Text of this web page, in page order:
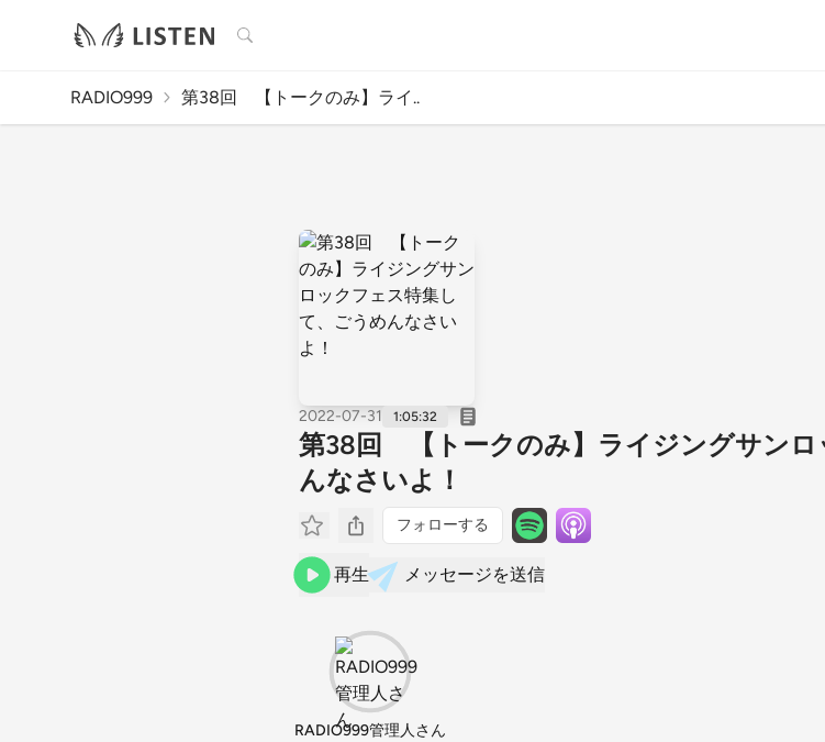
検索
RADIO999 第38回 【トークのみ】ライ..
2022-07-31 1:05:32
第38回 【トークのみ】ライジングサンロ
んなさいよ！
フォローする
再生 メッセージを送信
RADIO999管理人さん